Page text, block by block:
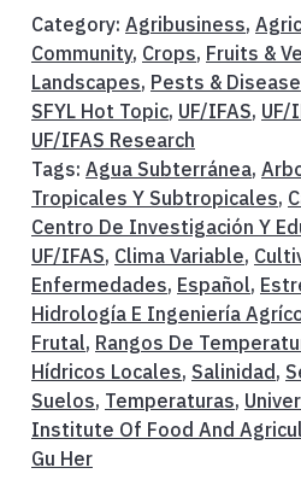
Category: Agribusiness,
Community, Crops, Fruits &
Landscapes, Pests & Disease
SFYL Hot Topic, UF/IFAS, UF/
UF/IFAS Research
Tags: Agua Subterránea,
Tropicales Y Subtropicales,
Centro De Investigación Y
UF/IFAS, Clima Variable,
Enfermedades, Español,
Hidrología E Ingeniería
Frutal, Rangos De
Hídricos Locales, Salinidad ,
Suelos, Temperaturas,
Institute Of Food And
Gu Her